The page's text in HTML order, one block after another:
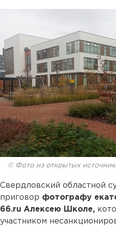
© Фото из открытых
Свердловский областной
приговор фотографу
66.ru Алексею Школе,
участником